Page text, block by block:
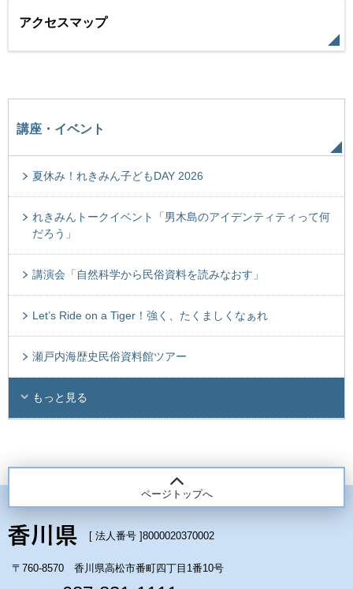
アクセスマップ
講座・イベント
夏休み！れきみん子どもDAY 2026
れきみんトークイベント「男木島のアイデンティティって何
だろう」
講演会「自然科学から民俗資料を読みなおす」
Let’s Ride on a Tiger！強く、たくましくなぁれ
瀬戸内海歴史民俗資料館ツアー
もっと見る
ページトップへ
[ 法人番号 ]8000020370002
〒760-8570 香川県高松市番町四丁目1番10号